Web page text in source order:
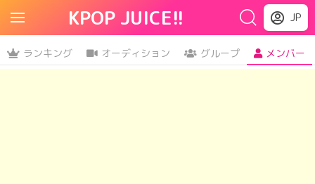
KPOP JUICE!! JP
ランキング オーディション グループ メンバー